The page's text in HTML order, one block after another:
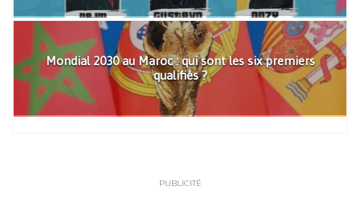
Mondial 2030 au Maroc : qui sont les six premiers
qualifiés ?
PUBLICITÉ